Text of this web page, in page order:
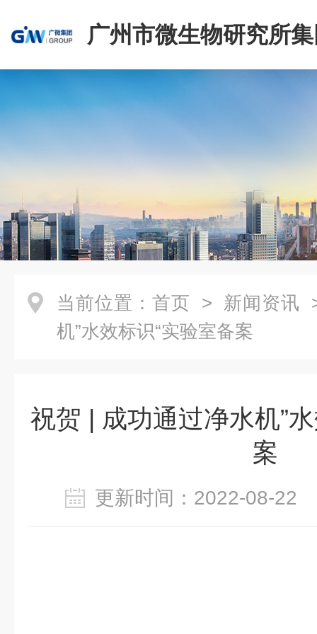
广州市微生物研究所
有限公司
当前位置： 首页 > 新闻资讯
机”水效标识“实验室备案
祝贺 | 成功通过净水机”
案
更新时间：2022-08-